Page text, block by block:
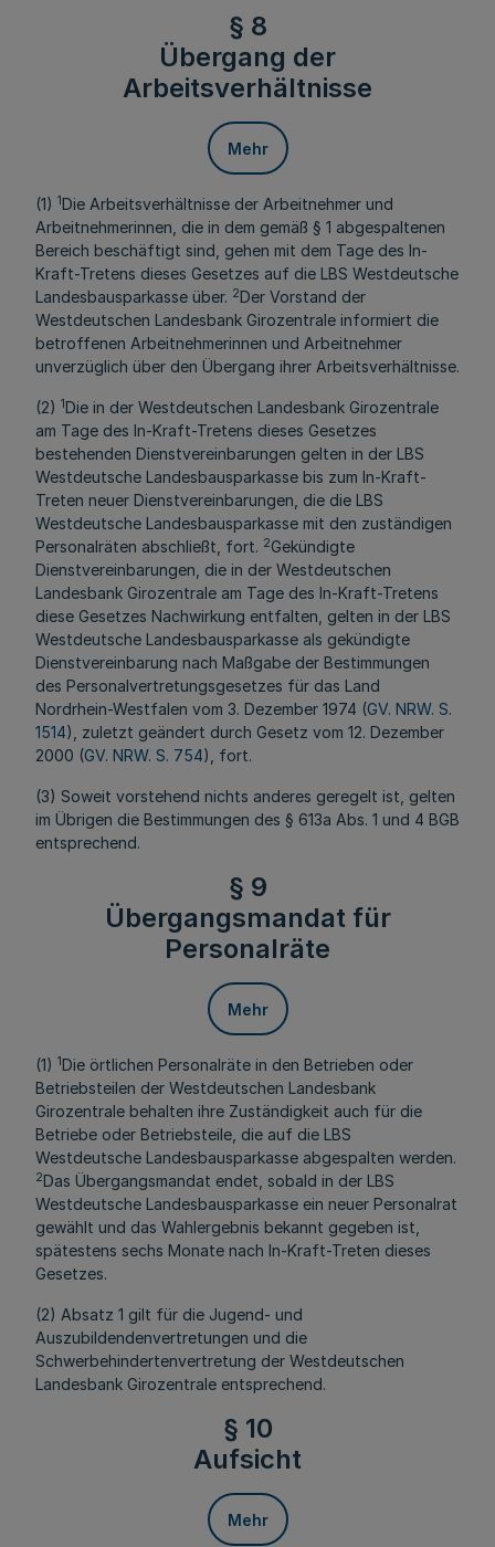
§ 8
Übergang der
Arbeitsverhältnisse
Mehr
(1) 1Die Arbeitsverhältnisse der Arbeitnehmer und
Arbeitnehmerinnen, die in dem gemäß § 1 abgespaltenen
Bereich beschäftigt sind, gehen mit dem Tage des In-
Kraft-Tretens dieses Gesetzes auf die LBS Westdeutsche
Landesbausparkasse über. 2Der Vorstand der
Westdeutschen Landesbank Girozentrale informiert die
betroffenen Arbeitnehmerinnen und Arbeitnehmer
unverzüglich über den Übergang ihrer Arbeitsverhältnisse.
(2) 1Die in der Westdeutschen Landesbank Girozentrale
am Tage des In-Kraft-Tretens dieses Gesetzes
bestehenden Dienstvereinbarungen gelten in der LBS
Westdeutsche Landesbausparkasse bis zum In-Kraft-
Treten neuer Dienstvereinbarungen, die die LBS
Westdeutsche Landesbausparkasse mit den zuständigen
Personalräten abschließt, fort. 2Gekündigte
Dienstvereinbarungen, die in der Westdeutschen
Landesbank Girozentrale am Tage des In-Kraft-Tretens
diese Gesetzes Nachwirkung entfalten, gelten in der LBS
Westdeutsche Landesbausparkasse als gekündigte
Dienstvereinbarung nach Maßgabe der Bestimmungen
des Personalvertretungsgesetzes für das Land
Nordrhein-Westfalen vom 3. Dezember 1974 (GV. NRW. S.
1514), zuletzt geändert durch Gesetz vom 12. Dezember
2000 (GV. NRW. S. 754), fort.
(3) Soweit vorstehend nichts anderes geregelt ist, gelten
im Übrigen die Bestimmungen des § 613a Abs. 1 und 4 BGB
entsprechend.
§ 9
Übergangsmandat für
Personalräte
Mehr
(1) 1Die örtlichen Personalräte in den Betrieben oder
Betriebsteilen der Westdeutschen Landesbank
Girozentrale behalten ihre Zuständigkeit auch für die
Betriebe oder Betriebsteile, die auf die LBS
Westdeutsche Landesbausparkasse abgespalten werden.
2Das Übergangsmandat endet, sobald in der LBS
Westdeutsche Landesbausparkasse ein neuer Personalrat
gewählt und das Wahlergebnis bekannt gegeben ist,
spätestens sechs Monate nach In-Kraft-Treten dieses
Gesetzes.
(2) Absatz 1 gilt für die Jugend- und
Auszubildendenvertretungen und die
Schwerbehindertenvertretung der Westdeutschen
Landesbank Girozentrale entsprechend.
§ 10
Aufsicht
Mehr